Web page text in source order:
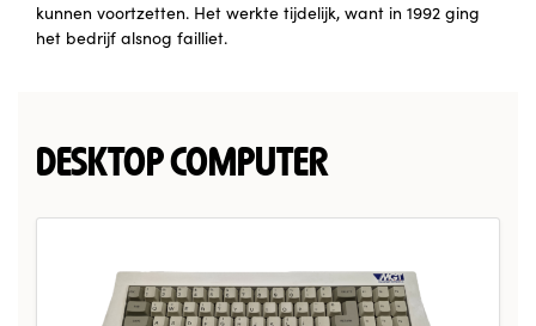
kunnen voortzetten. Het werkte tijdelijk, want in 1992 ging
het bedrijf alsnog failliet.
DESKTOP COMPUTER